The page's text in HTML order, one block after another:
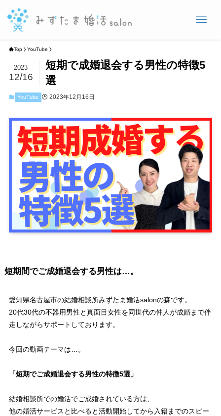
Top YouTube
短期で成婚退会する男性の特徴5
選
2023
12/16
YouTube 2023年12月16日
短期間でご成婚退会する男性は…。
愛知県名古屋市の結婚相談所みずたま婚活salonの森です。
20代30代の不器用男性と真面目女性を同世代の仲人が成婚まで伴
走しながらサポートしております。
今回の動画テーマは…。
「短期でご成婚退会する男性の特徴5選」
結婚相談所での婚活でご成婚されている方は、
他の婚活サービスと比べると活動開始してから入籍までのスピー